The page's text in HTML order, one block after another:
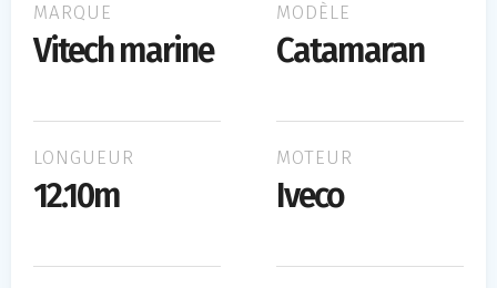
MARQUE
Vitech marine
MODÈLE
Catamaran
LONGUEUR
12.10m
MOTEUR
Iveco